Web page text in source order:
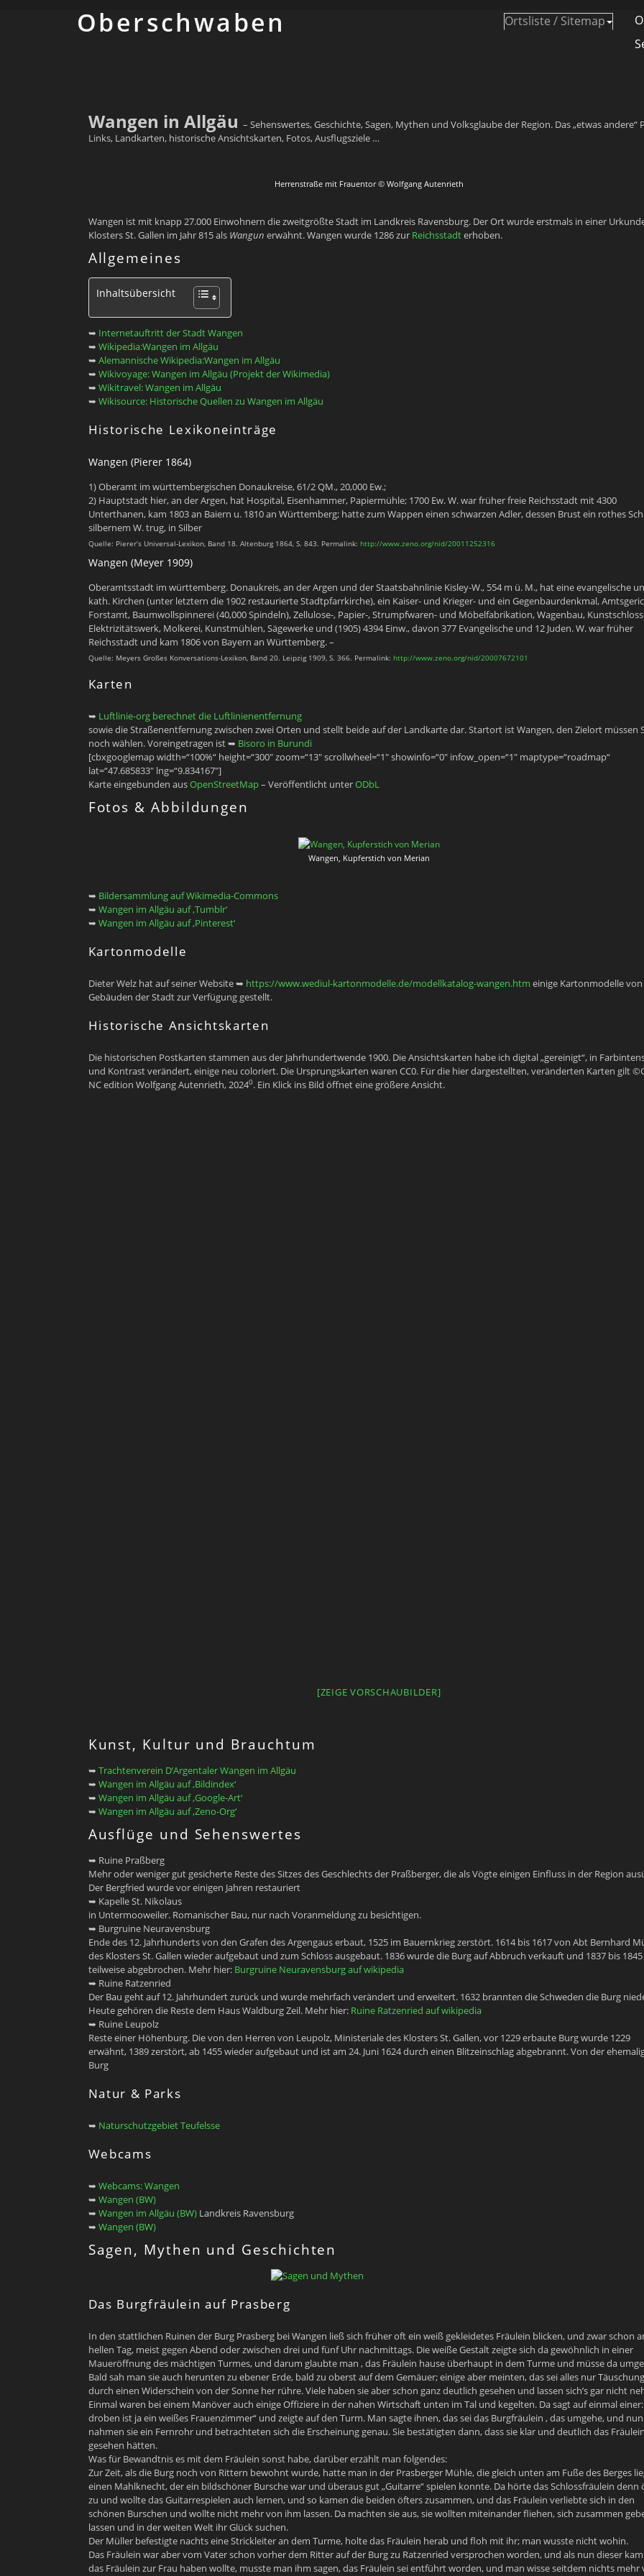
Ober­schwaben Ortsliste / Sitemap
Wangen in Allgäu – Sehenswertes, Geschichte, Sagen, Mythen und Volksglaube der Region. Das „etwas andere“
Links, Landkarten, historische Ansichtskarten, Fotos, Ausflugsziele …
Herrenstraße mit Frauentor © Wolfgang Autenrieth
Wangen ist mit knapp 27.000 Einwohnern die zweitgrößte Stadt im Landkreis Ravensburg. Der Ort wurde erstmals in einer
Klosters St. Gallen im Jahr 815 als Wangun erwähnt. Wangen wurde 1286 zur Reichsstadterhoben.
Allgemeines
Inhaltsübersicht
➥ Internetauftritt der Stadt Wangen
➥ Wikipedia:Wangen im Allgäu
➥ Alemannische Wikipedia:Wangen im Allgäu
➥ Wikivoyage: Wangen im Allgäu (Projekt der Wikimedia)
➥ Wikitravel: Wangen im Allgäu
➥ Wikisource: Historische Quellen zu Wangen im Allgäu
Historische Lexikoneinträge
Wangen (Pierer 1864)
1) Oberamt im württembergischen Donaukreise, 61/2 QM., 20,000 Ew.;
2) Hauptstadt hier, an der Argen, hat Hospital, Eisenhammer, Papiermühle; 1700 Ew. W. war früher freie Reichsstadt mit 4300
Unterthanen, kam 1803 an Baiern u. 1810 an Württemberg; hatte zum Wappen einen schwarzen Adler, dessen Brust ein rothes
silbernem W. trug, in Silber
Quelle: Pierer’s Universal-Lexikon, Band 18. Altenburg 1864, S. 843. Permalink: http://www.zeno.org/nid/20011252316
Wangen (Meyer 1909)
Oberamtsstadt im württemberg. Donaukreis, an der Argen und der Staatsbahnlinie Kisley-W., 554 m ü. M., hat eine evangelische
kath. Kirchen (unter letztern die 1902 restaurierte Stadtpfarrkirche), ein Kaiser- und Krieger- und ein Gegenbaurdenkmal,
Forstamt, Baumwollspinnerei (40,000 Spindeln), Zellulose-, Papier-, Strumpfwaren- und Möbelfabrikation, Wagenbau,
Elektrizitätswerk, Molkerei, Kunstmühlen, Sägewerke und (1905) 4394 Einw., davon 377 Evangelische und 12 Juden. W. war früher
Reichsstadt und kam 1806 von Bayern an Württemberg. –
Quelle: Meyers Großes Konversations-Lexikon, Band 20. Leipzig 1909, S. 366. Permalink: http://www.zeno.org/nid/20007672101
Karten
➥ Luftlinie-org berechnet die Luftlinienentfernung
sowie die Straßenentfernung zwischen zwei Orten und stellt beide auf der Landkarte dar. Startort ist Wangen, den Zielort müssen
noch wählen. Voreingetragen ist ➥ Bisoro in Burundi
[cbxgooglemap width=“100%“ height=“300″ zoom=“13″ scrollwheel=“1″ showinfo=“0″ infow_open=“1″ maptype=“roadmap“
lat=“47.685833″ lng=“9.834167″]
Karte eingebunden ausOpenStreetMap– Veröffentlicht unterODbL
Fotos & Abbildungen
Wangen, Kupferstich von Merian
➥ Bildersammlung auf Wikimedia-Commons
➥ Wangen im Allgäu auf ‚Tumblr‘
➥ Wangen im Allgäu auf ‚Pinterest‘
Kartonmodelle
Dieter Welz hat auf seiner Website ➥ https://www.wediul-kartonmodelle.de/modellkatalog-wangen.htm einige Kartonmodelle von
Gebäuden der Stadt zur Verfügung gestellt.
Historische Ansichtskarten
Die historischen Postkarten stammen aus der Jahrhundertwende 1900. Die Ansichtskarten habe ich digital „gereinigt“, in
und Kontrast verändert, einige neu coloriert. Die Ursprungskarten waren CC0. Für die hier dargestellten, veränderten Karten gilt
NC edition Wolfgang Autenrieth, 20240. Ein Klick ins Bild öffnet eine größere Ansicht.
[ZEIGE VORSCHAUBILDER]
Kunst, Kultur und Brauchtum
➥ Trachtenverein D’Argentaler Wangen im Allgäu
➥ Wangen im Allgäu auf ‚Bildindex‘
➥ Wangen im Allgäu auf ‚Google-Art‘
➥ Wangen im Allgäu auf ‚Zeno-Org‘
Ausflüge und Sehenswertes
➥ Ruine Praßberg
Mehr oder weniger gut gesicherte Reste des Sitzes des Geschlechts der Praßberger, die als Vögte einigen Einfluss in der Region
Der Bergfried wurde vor einigen Jahren restauriert
➥ Kapelle St. Nikolaus
in Untermooweiler. Romanischer Bau, nur nach Voranmeldung zu besichtigen.
➥ Burgruine Neuravensburg
Ende des 12. Jahrhunderts von den Grafen des Argengaus erbaut, 1525 im Bauernkrieg zerstört. 1614 bis 1617 von Abt Bernhard
des Klosters St. Gallen wieder aufgebaut und zum Schloss ausgebaut. 1836 wurde die Burg auf Abbruch verkauft und 1837 bis 1845
teilweise abgebrochen. Mehr hier: Burgruine Neuravensburg auf wikipedia
➥ Ruine Ratzenried
Der Bau geht auf 12. Jahrhundert zurück und wurde mehrfach verändert und erweitert. 1632 brannten die Schweden die Burg
Heute gehören die Reste dem Haus Waldburg Zeil. Mehr hier: Ruine Ratzenried auf wikipedia
➥ Ruine Leupolz
Reste einer Höhenburg. Die von den Herren von Leupolz, Ministeriale des Klosters St. Gallen, vor 1229 erbaute Burg wurde 1229
erwähnt, 1389 zerstört, ab 1455 wieder aufgebaut und ist am 24. Juni 1624 durch einen Blitzeinschlag abgebrannt. Von der
Burg
Natur & Parks
➥ Naturschutzgebiet Teufelsse
Webcams
➥ Webcams: Wangen
➥ Wangen (BW)
➥ Wangen im Allgäu (BW)Landkreis Ravensburg
➥ Wangen (BW)
Sagen, Mythen und Geschichten
Das Burgfräulein auf Prasberg
In den stattlichen Ruinen der Burg Prasberg bei Wangen ließ sich früher oft ein weiß gekleidetes Fräulein blicken, und zwar schon
hellen Tag, meist gegen Abend oder zwischen drei und fünf Uhr nachmittags. Die weiße Gestalt zeigte sich da gewöhnlich in einer
Maueröffnung des mächtigen Turmes, und darum glaubte man , das Fräulein hause überhaupt in dem Turme und müsse da
Bald sah man sie auch herunten zu ebener Erde, bald zu oberst auf dem Gemäuer; einige aber meinten, das sei alles nur
durch einen Widerschein von der Sonne her rühre. Viele haben sie aber schon ganz deutlich gesehen und lassen sich’s gar nicht
Einmal waren bei einem Manöver auch einige Offiziere in der nahen Wirtschaft unten im Tal und kegelten. Da sagt auf einmal einer:
droben ist ja ein weißes Frauenzimmer“ und zeigte auf den Turm. Man sagte ihnen, das sei das Burgfräulein , das umgehe, und nun
nahmen sie ein Fernrohr und betrachteten sich die Erscheinung genau. Sie bestätigten dann, dass sie klar und deutlich das
gesehen hätten.
Was für Bewandtnis es mit dem Fräulein sonst habe, darüber erzählt man folgendes:
Zur Zeit, als die Burg noch von Rittern bewohnt wurde, hatte man in der Prasberger Mühle, die gleich unten am Fuße des Berges
einen Mahlknecht, der ein bildschöner Bursche war und überaus gut „Guitarre“ spielen konnte. Da hörte das Schlossfräulein denn
zu und wollte das Guitarrespielen auch lernen, und so kamen die beiden öfters zusammen, und das Fräulein verliebte sich in den
schönen Burschen und wollte nicht mehr von ihm lassen. Da machten sie aus, sie wollten miteinander fliehen, sich zusammen
lassen und in der weiten Welt ihr Glück suchen.
Der Müller befestigte nachts eine Strickleiter an dem Turme, holte das Fräulein herab und floh mit ihr; man wusste nicht wohin.
Das Fräulein war aber vom Vater schon vorher dem Ritter auf der Burg zu Ratzenried versprochen worden, und als nun dieser
das Fräulein zur Frau haben wollte, musste man ihm sagen, das Fräulein sei entführt worden, und man wisse seitdem nichts mehr